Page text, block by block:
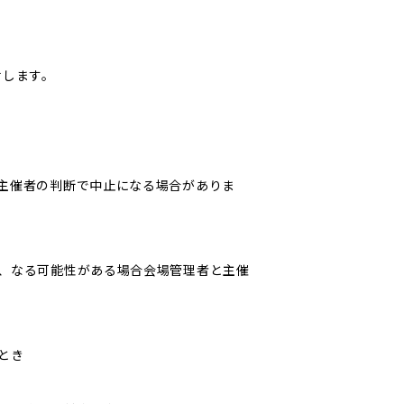
ます。
催者の判断で中止になる場合がありま
なる可能性がある場合会場管理者と主催
き